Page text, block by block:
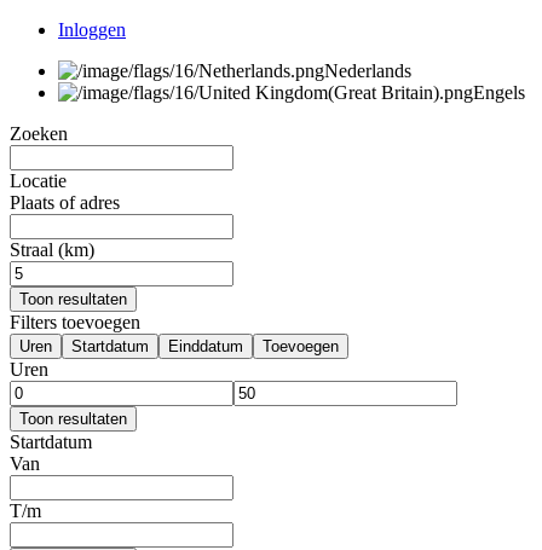
Inloggen
Nederlands
Engels
Zoeken
Locatie
Plaats of adres
Straal (km)
Toon resultaten
Filters toevoegen
Uren Startdatum Einddatum Toevoegen
Uren
Toon resultaten
Startdatum
Van
T/m